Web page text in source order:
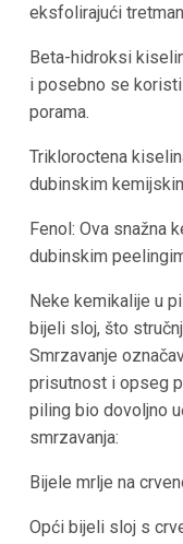
eksfolirajući
Beta-hidroksi
i posebno se
porama.
Trikloroctena
dubinskim
Fenol: Ova snažna
dubinskim
Neke kemikalije u
bijeli sloj, što
Smrzavanje
prisutnost i opseg
piling bio dovoljno
smrzavanja:
Bijele mrlje na
Opći bijeli sloj s